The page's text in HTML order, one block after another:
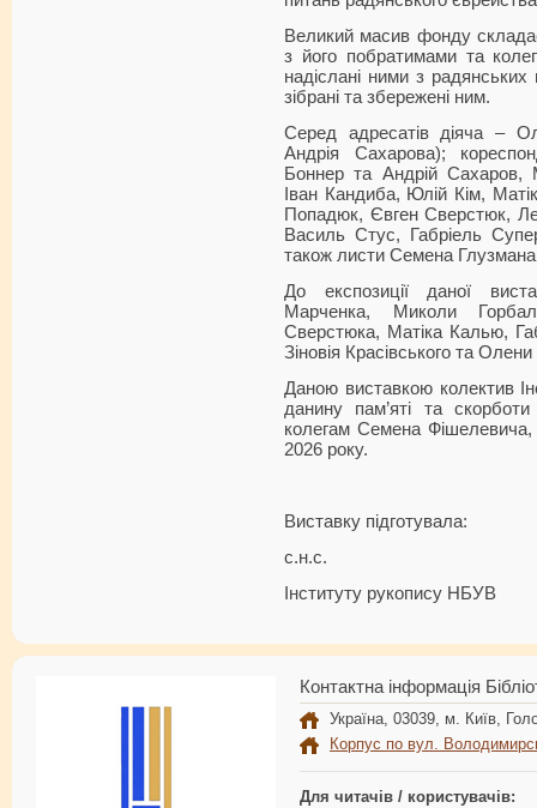
Великий масив фонду
з його побратимами та
надіслані ними з радянських
зібрані та збережені ним.
Серед адресатів діяча –
Андрія Сахарова);
Боннер та Андрій
Іван Кандиба, Юлій Кім,
Попадюк, Євген Сверстюк,
Василь Стус, Габріель
також листи Семена Глузмана
До експозиції даної
Марченка, Миколи
Сверстюка, Матіка Калью,
Зіновія Красівського та
Даною виставкою колектив
данину пам’яті та
колегам Семена Фішелевича,
2026 року.
Виставку підготувала:
с.н.с.
Інституту
Контактна інформація
Україна, 03039, м. Київ,
Корпус по вул.
Для читачів / користувачів: